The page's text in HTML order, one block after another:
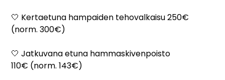
🤍 Kertaetuna hampaiden tehovalkaisu 250€
(norm. 300€)
🤍 Jatkuvana etuna hammaskivenpoisto
110€ (norm. 143€)